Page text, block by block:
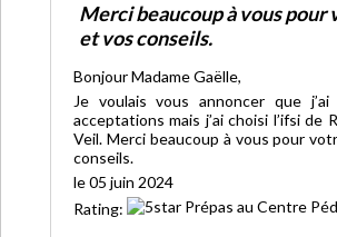
Merci beaucoup à vous pour
et vos conseils.
Bonjour Madame Gaëlle,
Je voulais vous annoncer que j’ai
acceptations mais j’ai choisi l’ifsi de
Veil. Merci beaucoup à vous pour
conseils.
le 05 juin 2024
Rating: